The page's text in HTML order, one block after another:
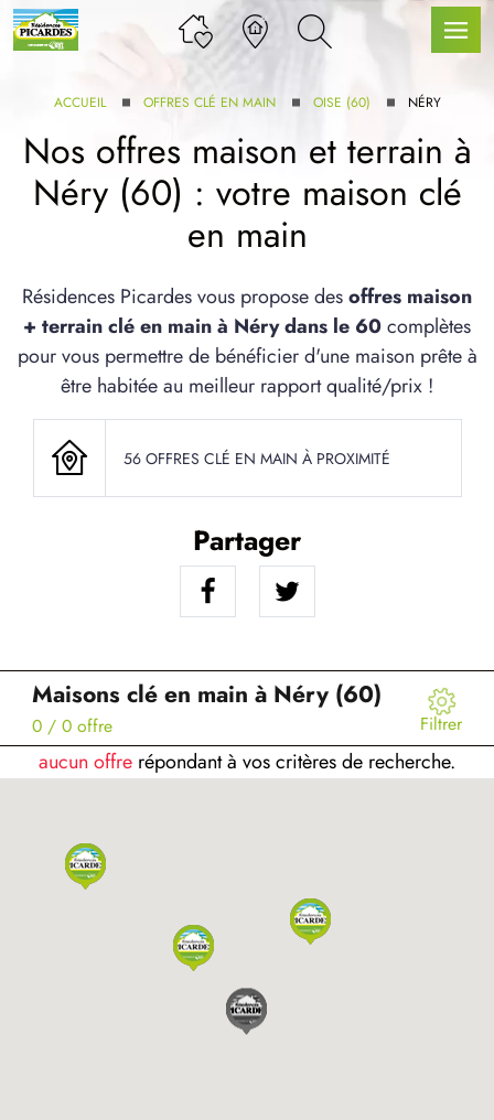
GAMME
SERVICE BDL EXTENSION
ARTICLES
ACCUEIL OFFRES CLÉ EN MAIN OISE (60) NÉRY
Nos offres maison et terrain à
Néry (60) : votre maison clé
en main
Résidences Picardes vous propose desoffres maison
+ terrain clé en main à Néry dans le 60complètes
pour vous permettre de bénéficier d'une maison prête à
être habitée au meilleur rapport qualité/prix !
56 OFFRES CLÉ EN MAIN À PROXIMITÉ
Partager
Maisons clé en main à Néry (60)
0 / 0 offre Filtrer
aucun offre répondant à vos critères de recherche.